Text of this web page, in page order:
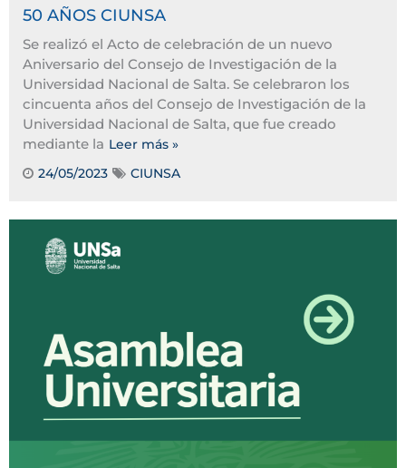
50 AÑOS CIUNSA
Se realizó el Acto de celebración de un nuevo
Aniversario del Consejo de Investigación de la
Universidad Nacional de Salta. Se celebraron los
cincuenta años del Consejo de Investigación de la
Universidad Nacional de Salta, que fue creado
mediante la Leer más »
24/05/2023
CIUNSA